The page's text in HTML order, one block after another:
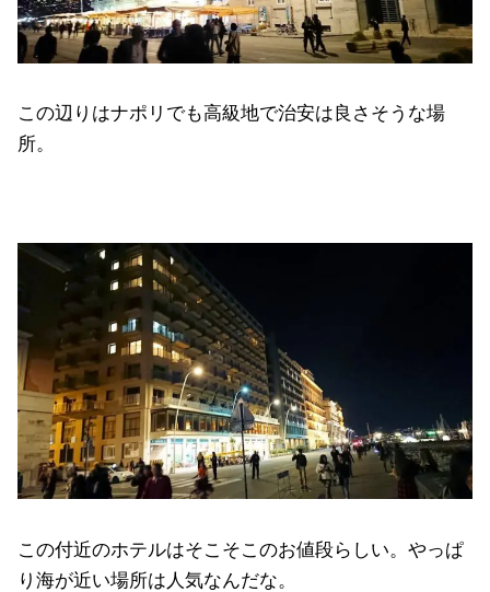
この辺りはナポリでも高級地で治安は良さそうな場
所。
この付近のホテルはそこそこのお値段らしい。やっぱ
り海が近い場所は人気なんだな。